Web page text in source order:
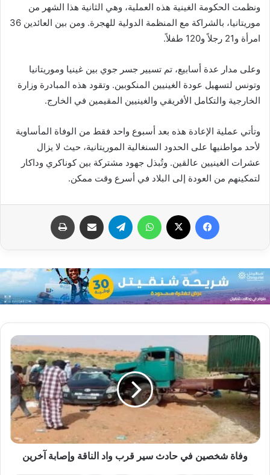
ونظمت الحكومة الغينية هذه العملية، وهي الثانية هذا الشهر من
موريتانيا، بالشراكة مع المنظمة الدولية للهجرة. ومن بين العائدين 36
امرأة و21 رجلاً و120 طفلاً.
وعلى مدار عدة أسابيع، تم تسيير جسر جوي بين غينيا وموريتانيا
وتونس لتسهيل عودة الغينيين المنكوبين. وتقود هذه المبادرة وزارة
الخارجية والتكامل الأفريقي والغينيين المقيمين في الخارج.
وتأتي عملية الإعادة هذه بعد أسبوع واحد فقط من الوفاة المأساوية
لأحد مواطنيها على الحدود السنغالية الموريتانية، حيث لا يزال
عشرات الغينيين عالقين. وتُبذل جهود مشتركة بين كوناكري وداكار
لتمكينهم من العودة إلى البلاد في أسرع وقت ممكن.
فيسبوك واتساب تيلقرام مشاركة عبر البريد
وفاة شخصين في حادث سير قرب واد الناقة وإصابة آخرين